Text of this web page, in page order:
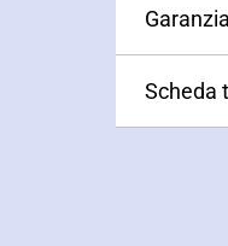
Garanzia
Scheda